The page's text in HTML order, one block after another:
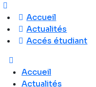
Accueil
Actualités
Accés étudiant
Accueil
Actualités